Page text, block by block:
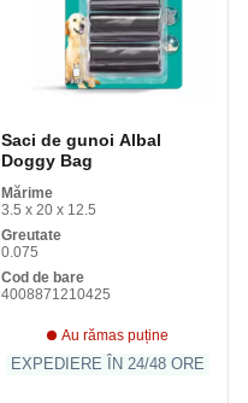
Saci de gunoi Albal
Doggy Bag
Mărime
3.5 x 20 x 12.5
Greutate
0.075
Cod de bare
4008871210425
Au rămas puține
EXPEDIERE ÎN 24/48 ORE